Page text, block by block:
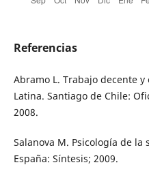
Referencias
Abramo L. Trabajo decente
Latina. Santiago de Chile:
2008.
Salanova M. Psicología de
España: Síntesis; 2009.